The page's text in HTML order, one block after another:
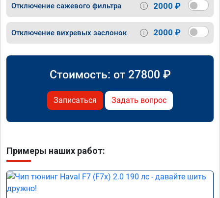
Отключение сажевого фильтра 2000 ₽
Отключение вихревых заслонок 2000 ₽
Стоимость: от 27800 ₽
Записаться Задать вопрос
Примеры наших работ: